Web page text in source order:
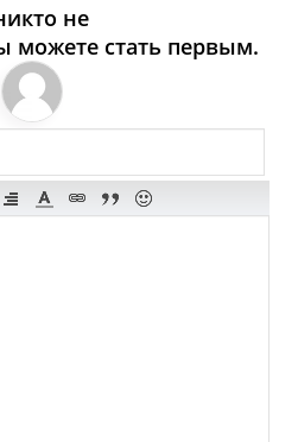
- Где
Магазины,
Булочные
не
можете стать первым.